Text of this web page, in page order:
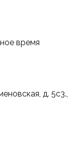
время
д. 5с3.,